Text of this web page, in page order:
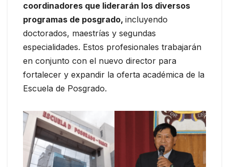
coordinadores que liderarán los diversos
programas de posgrado, incluyendo
doctorados, maestrías y segundas
especialidades. Estos profesionales trabajarán
en conjunto con el nuevo director para
fortalecer y expandir la oferta académica de la
Escuela de Posgrado.